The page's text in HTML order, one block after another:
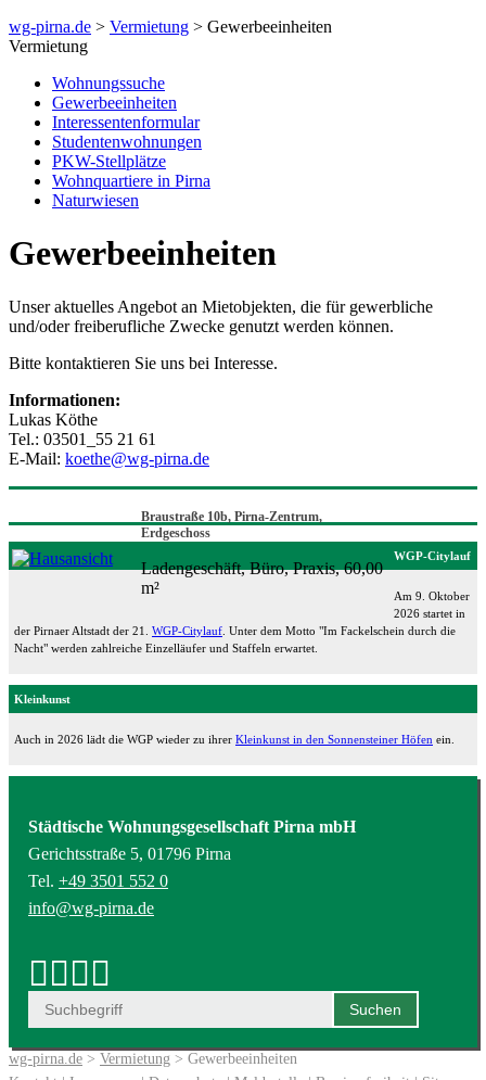
wg-pirna.de > Vermietung > Gewerbeeinheiten
Vermietung
Wohnungssuche
Gewerbeeinheiten
Interessentenformular
Studentenwohnungen
PKW-Stellplätze
Wohnquartiere in Pirna
Naturwiesen
Gewerbeeinheiten
Unser aktuelles Angebot an Mietobjekten, die für gewerbliche
und/oder freiberufliche Zwecke genutzt werden können.
Bitte kontaktieren Sie uns bei Interesse.
Informationen:
Lukas Köthe
Tel.: 03501_55 21 61
E-Mail: koethe@wg-pirna.de
Braustraße 10b, Pirna-Zentrum,
Erdgeschoss
Ladengeschäft, Büro, Praxis, 60,00
m²
WGP-Citylauf
Am 9. Oktober
2026 startet in
der Pirnaer Altstadt der 21. WGP-Citylauf . Unter dem Motto "Im Fackelschein durch die
Nacht" werden zahlreiche Einzelläufer und Staffeln erwartet.
Kleinkunst
Auch in 2026 lädt die WGP wieder zu ihrer Kleinkunst in den Sonnensteiner Höfen ein.
Städtische Wohnungsgesellschaft Pirna mbH
Gerichtsstraße 5, 01796 Pirna
Tel. +49 3501 552 0
info@wg-pirna.de
wg-pirna.de > Vermietung > Gewerbeeinheiten